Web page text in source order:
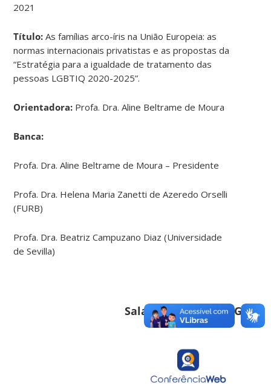
2021
Título:As famílias arco-íris na União Europeia: as
normas internacionais privatistas e as propostas da
“Estratégia para a igualdade de tratamento das
pessoas LGBTIQ 2020-2025”.
Orientadora: Profa. Dra. Aline Beltrame de Moura
Banca:
Profa. Dra. Aline Beltrame de Moura – Presidente
Profa. Dra. Helena Maria Zanetti de Azeredo Orselli
(FURB)
Profa. Dra. Beatriz Campuzano Diaz (Universidade
de Sevilla)
Sala de Reuniões PPGD